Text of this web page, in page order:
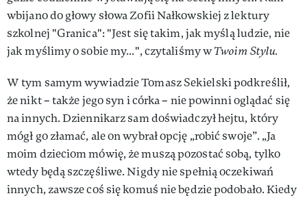
wbijano do głowy słowa Zofii Nałkowskiej z lektury
szkolnej "Granica": "Jest się takim, jak myślą ludzie, nie
jak myślimy o sobie my...", czytaliśmy wTwoim Stylu.
W tym samym wywiadzie Tomasz Sekielski podkreślił,
że nikt – także jego syn i córka – nie powinni oglądać się
na innych. Dziennikarz sam doświadczył hejtu, który
mógł go złamać, ale on wybrał opcję „robić swoje”. „Ja
moim dzieciom mówię, że muszą pozostać sobą, tylko
wtedy będą szczęśliwe. Nigdy nie spełnią oczekiwań
innych, zawsze coś się komuś nie będzie podobało. Kiedy